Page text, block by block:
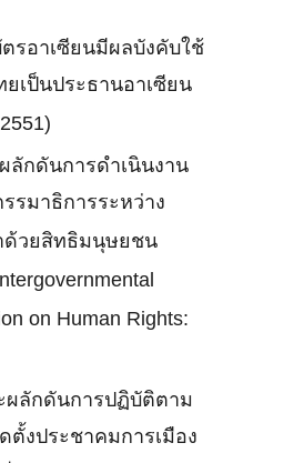
ตรอาเซียนมีผลบังคับใช้
เป็นประธานอาเซียน
ลักดันการดำเนินงาน
รมาธิการระหว่าง
ด้วยสิทธิมนุษยชน
on Human Rights:
ผลักดันการปฏิบัติตาม
ตั้งประชาคมการเมือง